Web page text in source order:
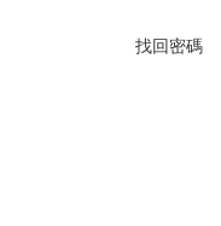
找回密碼